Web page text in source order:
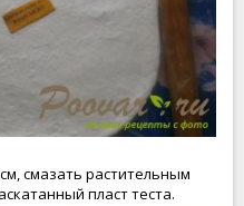
смазать растительным
пласт теста.